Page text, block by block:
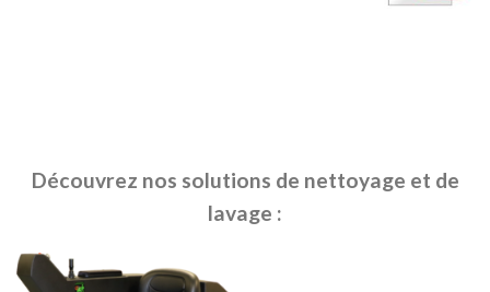
Découvrez nos solutions de nettoyage et de
lavage :